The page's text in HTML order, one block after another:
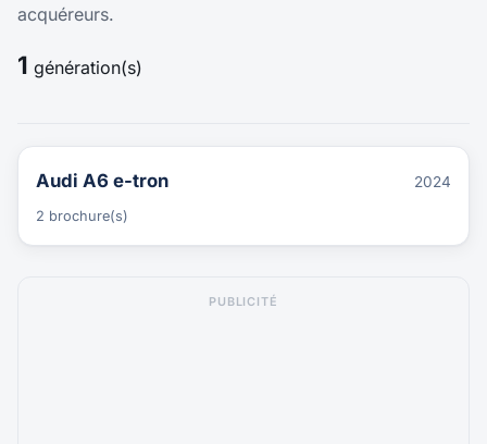
acquéreurs.
1 génération(s)
Audi A6 e-tron 2024
2 brochure(s)
PUBLICITÉ